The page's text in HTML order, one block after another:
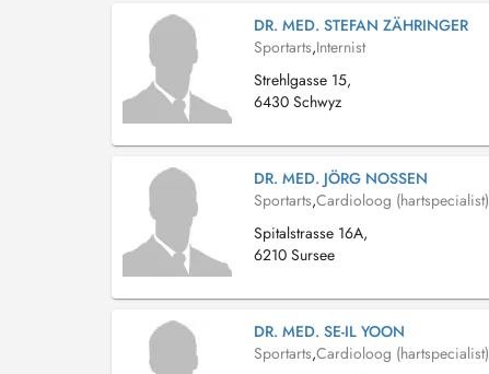
DR. MED. STEFAN ZÄHRINGER
Sportarts,Internist
Strehlgasse 15,
6430 Schwyz
DR. MED. JÖRG NOSSEN
Sportarts,Cardioloog (hartspecialist)
Spitalstrasse 16A,
6210 Sursee
DR. MED. SE-IL YOON
Sportarts,Cardioloog (hartspecialist)